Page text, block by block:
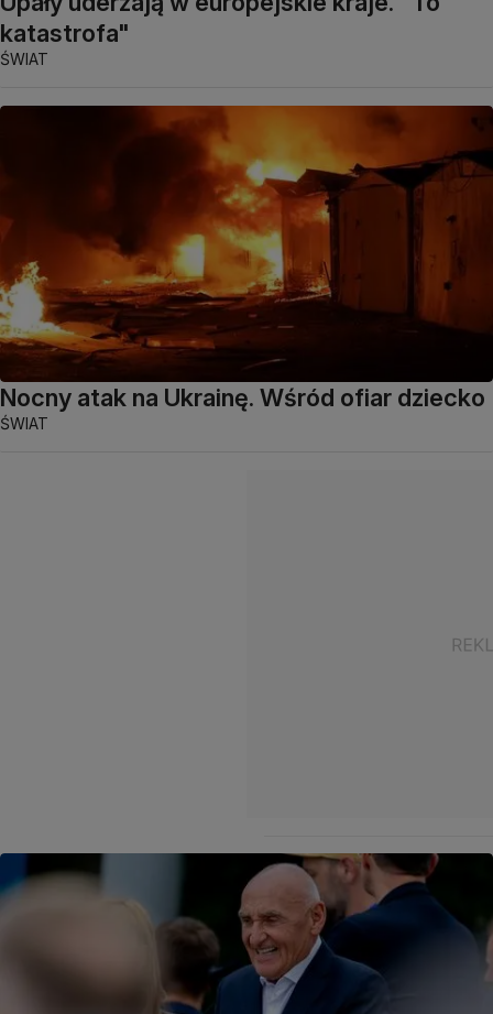
katastrofa"
ŚWIAT
Nocny atak na Ukrainę. Wśród ofiar dziecko
ŚWIAT